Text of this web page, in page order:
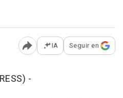
Abrir opciones para
IA Seguir en
-